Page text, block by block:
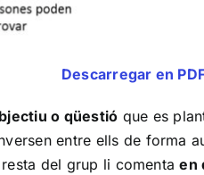
Descarregar en
o qüestió que es
entre ells de forma
del grup li comentaen